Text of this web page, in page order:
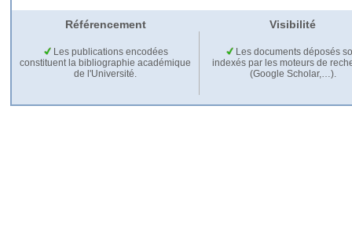
Référencement Visibilité
Les publications encodées
constituent la bibliographie académique
de l'Université.
Les documents déposés
indexés par les moteurs de
(Google Scholar,…).